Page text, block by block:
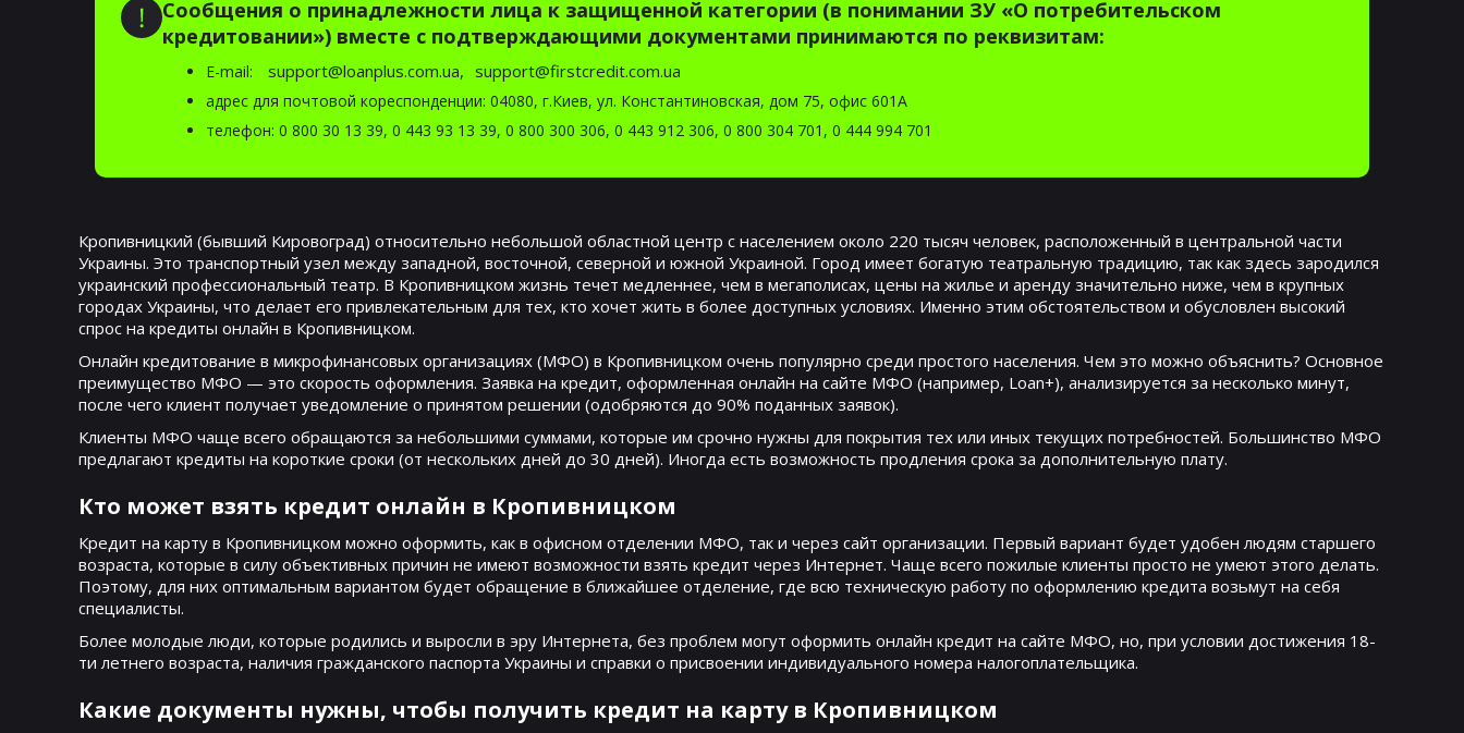
Сообщения о принадлежности лица к защищенной категории (в понимании ЗУ «О потребительском
кредитовании») вместе с подтверждающими документами принимаются по реквизитам:
E-mail: support@loanplus.com.ua, support@firstcredit.com.ua
адрес для почтовой кореспонденции: 04080, г.Киев, ул. Константиновская, дом 75, офис 601А
телефон: 0 800 30 13 39, 0 443 93 13 39, 0 800 300 306, 0 443 912 306, 0 800 304 701 , 0 444 994 701
Кропивницкий (бывший Кировоград) относительно небольшой областной центр с населением около 220 тысяч человек, расположенный в центральной части
Украины. Это транспортный узел между западной, восточной, северной и южной Украиной. Город имеет богатую театральную традицию, так как здесь зародился
украинский профессиональный театр. В Кропивницком жизнь течет медленнее, чем в мегаполисах, цены на жилье и аренду значительно ниже, чем в крупных
городах Украины, что делает его привлекательным для тех, кто хочет жить в более доступных условиях. Именно этим обстоятельством и обусловлен высокий
спрос на кредиты онлайн в Кропивницком.
Онлайн кредитование в микрофинансовых организациях (МФО) в Кропивницком очень популярно среди простого населения. Чем это можно объяснить? Основное
преимущество МФО — это скорость оформления. Заявка на кредит, оформленная онлайн на сайте МФО (например, Loan+), анализируется за несколько минут,
после чего клиент получает уведомление о принятом решении (одобряются до 90% поданных заявок).
Клиенты МФО чаще всего обращаются за небольшими суммами, которые им срочно нужны для покрытия тех или иных текущих потребностей. Большинство МФО
предлагают кредиты на короткие сроки (от нескольких дней до 30 дней). Иногда есть возможность продления срока за дополнительную плату.
Кто может взять кредит онлайн в Кропивницком
Кредит на карту в Кропивницком можно оформить, как в офисном отделении МФО, так и через сайт организации. Первый вариант будет удобен людям старшего
возраста, которые в силу объективных причин не имеют возможности взять кредит через Интернет. Чаще всего пожилые клиенты просто не умеют этого делать.
Поэтому, для них оптимальным вариантом будет обращение в ближайшее отделение, где всю техническую работу по оформлению кредита возьмут на себя
специалисты.
Более молодые люди, которые родились и выросли в эру Интернета, без проблем могут оформить онлайн кредит на сайте МФО, но, при условии достижения 18-
ти летнего возраста, наличия гражданского паспорта Украины и справки о присвоении индивидуального номера налогоплательщика.
Какие документы нужны, чтобы получить кредит на карту в Кропивницком